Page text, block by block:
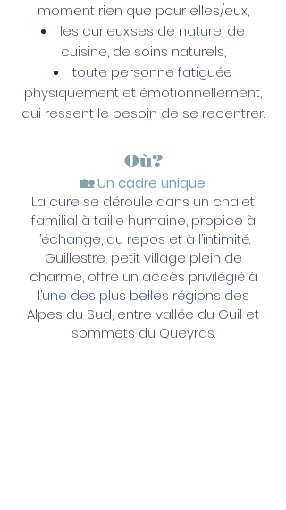
moment rien que pour elles/eux,
les curieux·ses de nature, de
cuisine, de soins naturels,
toute personne fatiguée
physiquement et émotionnellement,
qui ressent le besoin de se recentrer.
Où?
🏡 Un cadre unique
La cure se déroule dans un chalet
familial à taille humaine, propice à
l’échange, au repos et à l’intimité.
Guillestre, petit village plein de
charme, offre un accès privilégié à
l’une des plus belles régions des
Alpes du Sud, entre vallée du Guil et
sommets du Queyras.